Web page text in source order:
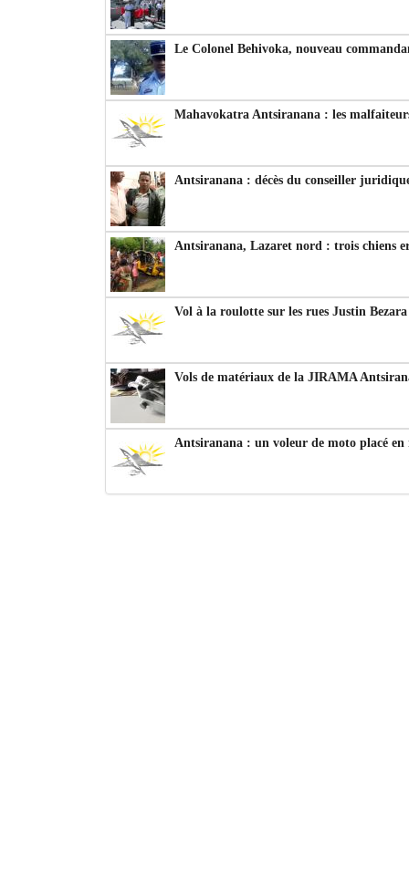
Le Colonel Behivoka, nouveau
Mahavokatra Antsiranana : les
Antsiranana : décès du conseiller
Antsiranana, Lazaret nord : trois chiens
Vol à la roulotte sur les rues Justin
Vols de matériaux de la JIRAMA
Antsiranana : un voleur de moto placé en